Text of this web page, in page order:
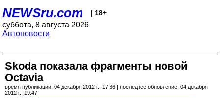
NEWSru.com | 18+
суббота, 8 августа 2026
Автоновости
Skoda показала фрагменты новой
Octavia
время публикации: 04 декабря 2012 г., 17:36 | последнее обновление: 04 декабря
2012 г., 19:47